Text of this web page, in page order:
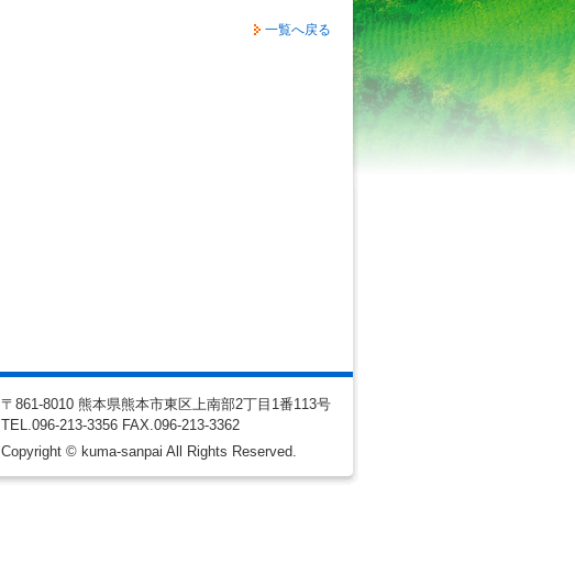
一覧へ戻る
〒861-8010 熊本県熊本市東区上南部2丁目1番113号
TEL.096-213-3356 FAX.096-213-3362
Copyright © kuma-sanpai All Rights Reserved.